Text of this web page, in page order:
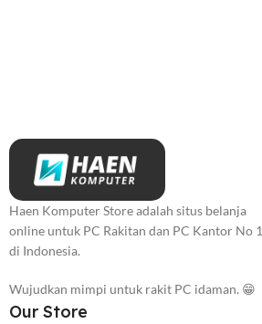
Haen Komputer Store adalah situs belanja
online untuk PC Rakitan dan PC Kantor No 1
di Indonesia.
Wujudkan mimpi untuk rakit PC idaman. 😁
Our Store